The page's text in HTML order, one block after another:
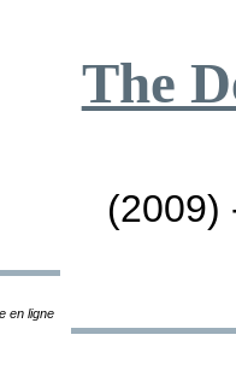
en ligne
The